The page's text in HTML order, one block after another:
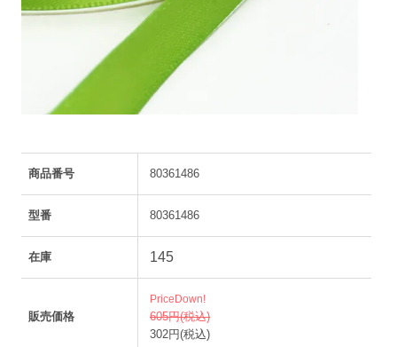
商品番号 80361486
型番 80361486
在庫 145
販売価格
PriceDown!
605円(税込)
302円(税込)